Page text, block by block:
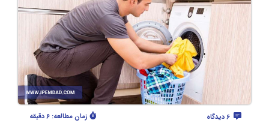
زمان مطالعه: 6 دقیقه